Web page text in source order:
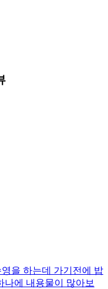
을 하는데 가기전에 밥
나에 내용물이 많아보